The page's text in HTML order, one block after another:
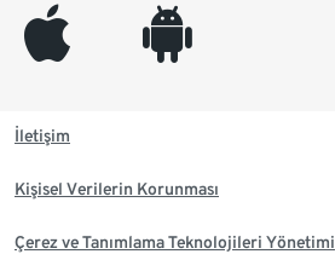
appleinc android
İletişim
Kişisel Verilerin Korunması
Çerez ve Tanımlama Teknolojileri Yönetimi